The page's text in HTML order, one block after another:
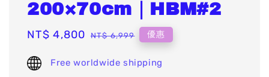
200×70cm｜HBM#2
Sale
NT$ 4,800 Regular
NT$ 6,999 優惠
Free worldwide shipping